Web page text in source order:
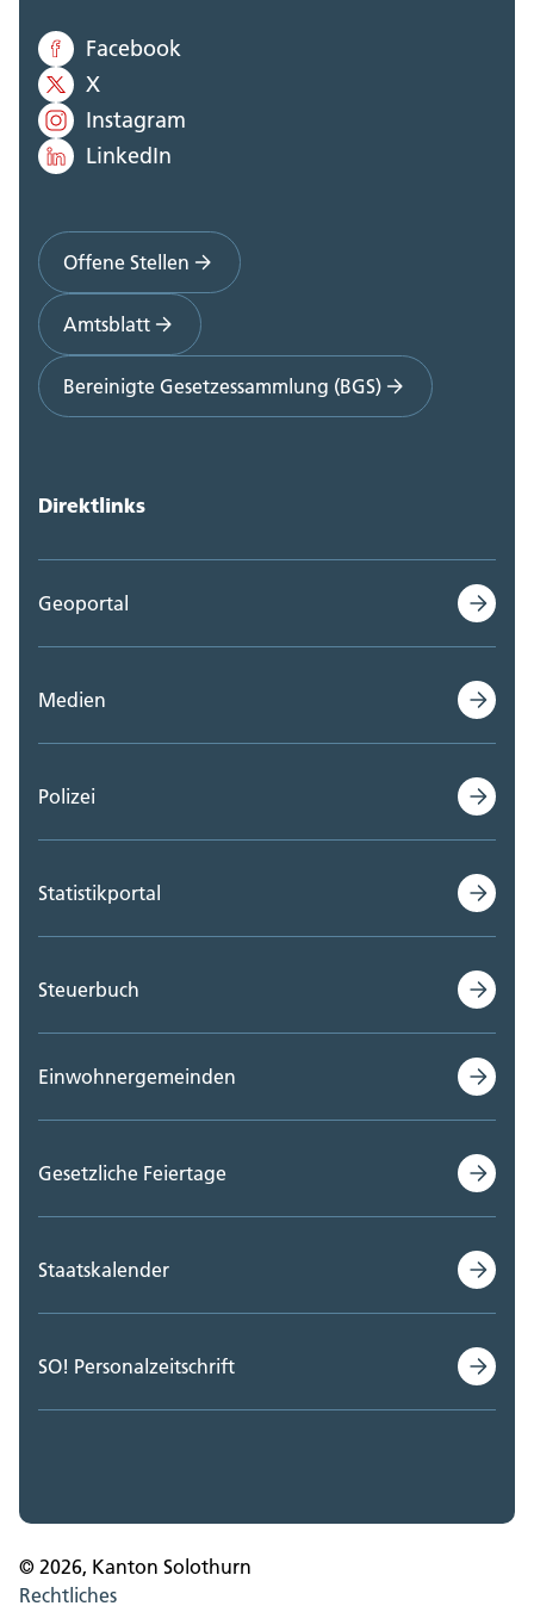
Facebook
X
Instagram
LinkedIn
Offene Stellen
Amtsblatt
Bereinigte Gesetzessammlung (BGS)
Direktlinks
Geoportal
Medien
Polizei
Statistikportal
Steuerbuch
Einwohnergemeinden
Gesetzliche Feiertage
Staatskalender
SO! Personalzeitschrift
© 2026, Kanton Solothurn
Rechtliches